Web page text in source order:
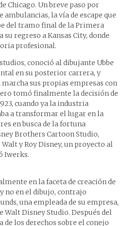
Chicago. Un breve paso por
la vía de escape que
del tramo final de la Primera
regreso a Kansas City, donde
profesional.
conoció al dibujante Ubbe
en su posterior carrera, y
sus propias empresas con
tomó finalmente la decisión de
cuando ya la industria
a transformar el lugar en la
en busca de la fortuna
Brothers Cartoon Studio,
y Roy Disney, un proyecto al
Iwerks.
en la faceta de creación de
no en el dibujo, contrajo
una empleada de su empresa,
Walt Disney Studio. Después del
de los derechos sobre el conejo